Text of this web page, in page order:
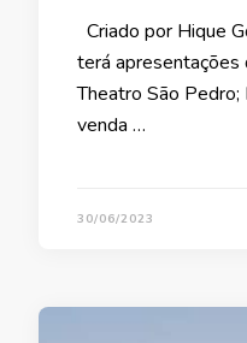
Criado por Hique
terá
Theatro São
venda …
30/06/2023